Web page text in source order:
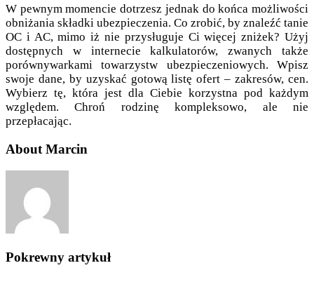
W pewnym momencie dotrzesz jednak do końca możliwości
obniżania składki ubezpieczenia. Co zrobić, by znaleźć tanie
OC i AC, mimo iż nie przysługuje Ci więcej zniżek? Użyj
dostępnych w internecie kalkulatorów, zwanych także
porównywarkami towarzystw ubezpieczeniowych. Wpisz
swoje dane, by uzyskać gotową listę ofert – zakresów, cen.
Wybierz tę, która jest dla Ciebie korzystna pod każdym
względem. Chroń rodzinę kompleksowo, ale nie
przepłacając.
About Marcin
Pokrewny artykuł